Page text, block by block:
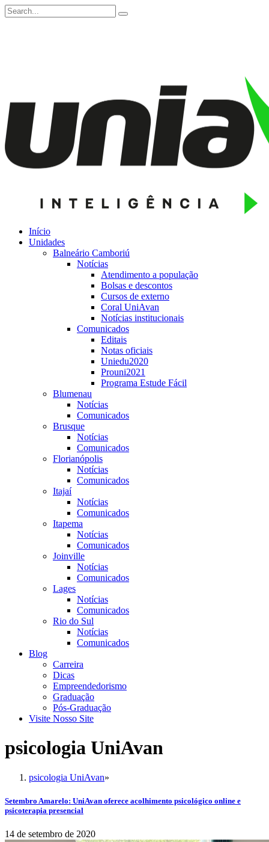
Início
Unidades
Balneário Camboriú
Notícias
Atendimento a população
Bolsas e descontos
Cursos de externo
Coral UniAvan
Notícias institucionais
Comunicados
Editais
Notas oficiais
Uniedu2020
Prouni2021
Programa Estude Fácil
Blumenau
Notícias
Comunicados
Brusque
Notícias
Comunicados
Florianópolis
Notícias
Comunicados
Itajaí
Notícias
Comunicados
Itapema
Notícias
Comunicados
Joinville
Notícias
Comunicados
Lages
Notícias
Comunicados
Rio do Sul
Notícias
Comunicados
Blog
Carreira
Dicas
Empreendedorismo
Graduação
Pós-Graduação
Visite Nosso Site
psicologia UniAvan
psicologia UniAvan»
Setembro Amarelo: UniAvan oferece acolhimento psicológico online e
psicoterapia presencial
14 de setembro de 2020